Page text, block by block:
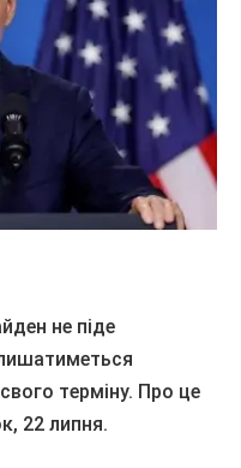
не піде
терміну. Про це
22 липня.